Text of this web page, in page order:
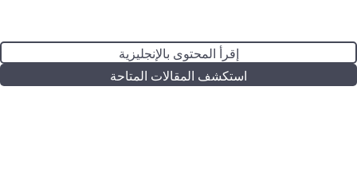
إقرأ المحتوى بالإنجليزية
استكشف المقالات المتاحة